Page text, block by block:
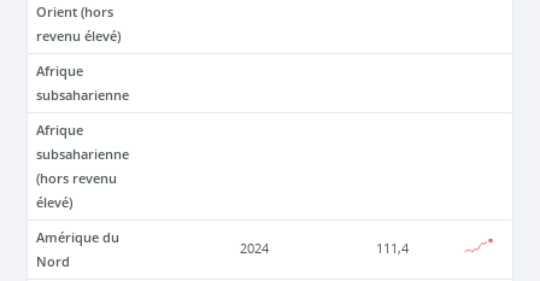
Orient (hors
revenu élevé)
Afrique
subsaharienne
Afrique
subsaharienne
(hors revenu
élevé)
Amérique du
Nord
2024 111,4